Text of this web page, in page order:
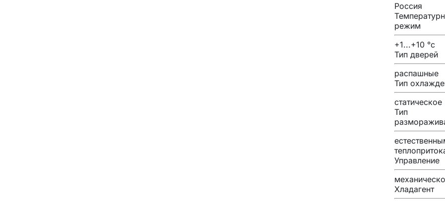
Россия
режим
+1...+10 °с
Тип дверей
распашные
Тип
статическое
Тип
Управление
Хладагент